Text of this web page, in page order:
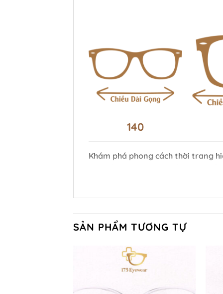
140
Khám phá phong cách thời trang
và chất liệu nhựa cao cấp, sản
và dễ dàng để tạo hình cho các
Màu Gọng: Xám
Mô tả chi tiết
: Với màu sắc xám
hiện đại. Màu xám là sự lựa
SẢN PHẨM TƯƠNG TỰ